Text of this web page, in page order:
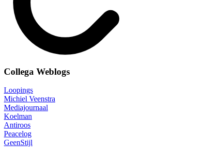
Collega Weblogs
Loopings
Michiel Veenstra
Mediajournaal
Koelman
Antiroos
Peacelog
GeenStijl